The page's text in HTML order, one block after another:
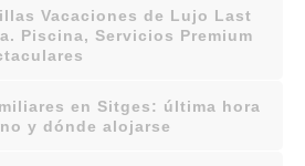
Vacaciones de Lujo Last
Piscina, Servicios Premium
en Sitges: última hora
y dónde alojarse